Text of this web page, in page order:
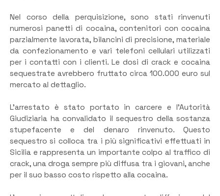
Nel corso della perquisizione, sono stati rinvenuti
numerosi panetti di cocaina, contenitori con cocaina
parzialmente lavorata, bilancini di precisione, materiale
da confezionamento e vari telefoni cellulari utilizzati
per i contatti con i clienti. Le dosi di crack e cocaina
sequestrate avrebbero fruttato circa 100.000 euro sul
mercato al dettaglio.
L’arrestato è stato portato in carcere e l’Autorità
Giudiziaria ha convalidato il sequestro della sostanza
stupefacente e del denaro rinvenuto. Questo
sequestro si colloca tra i più significativi effettuati in
Sicilia e rappresenta un importante colpo al traffico di
crack, una droga sempre più diffusa tra i giovani, anche
per il suo basso costo rispetto alla cocaina.